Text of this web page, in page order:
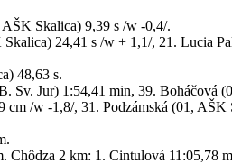
Skalica) 9,39 s /w -0,4/.
24,41 s /w + 1,1/, 21. Lucia
48,63 s.
Jur) 1:54,41 min, 39. Boháčová
/w -1,8/, 31. Podzámská (01,
2 km: 1. Cintulová